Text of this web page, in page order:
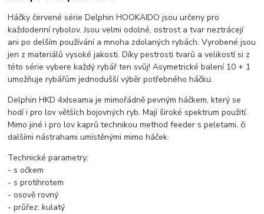
Háčky červené série Delphin HOOKAIDO jsou určeny pro
každodenní rybolov. Jsou velmi odolné, ostrost a tvar neztrácejí
ani po delším používání a mnoha zdolaných rybách. Vyrobené jsou
jen z materiálů vysoké jakosti. Díky pestrosti tvarů a velikostí si z
této série vybere každý rybář ten svůj! Asymetrické balení 10 + 1
umožňuje rybářům jednodušší výběr potřebného háčku.
Delphin HKD 4xIseama je mimořádně pevným háčkem, který se
hodí i pro lov větších bojovných ryb. Mají široké spektrum použití.
Mimo jiné i pro lov kaprů technikou method feeder s peletami, či
dalšími nástrahami umístěnými mimo háček.
Technické parametry:
- s očkem
- s protihrotem
- osově rovný
- průřez: kulatý